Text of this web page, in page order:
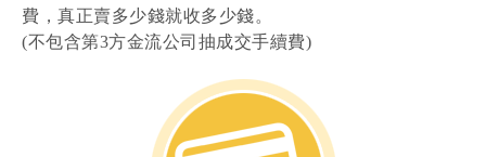
費，真正賣多少錢就收多少錢。
(不包含第3方金流公司抽成交手續費)